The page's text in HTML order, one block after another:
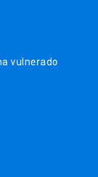
vulnerado